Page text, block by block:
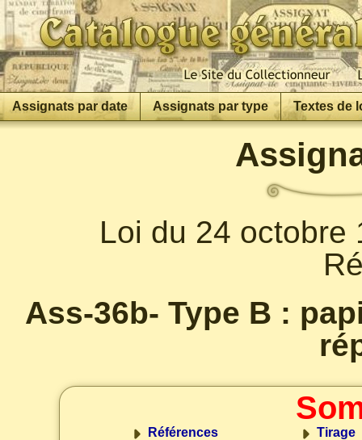
Assignats par date Assignats par type Textes de
Loi du 24 octobre
Ass-36b- Type B :
Références
Tirage